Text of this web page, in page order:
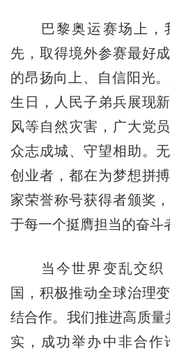
巴黎奥运赛场上，
先，取得境外参赛最好
的昂扬向上、自信阳光
生日，人民子弟兵展现
风等自然灾害，广大党
众志成城、守望相助。
创业者，都在为梦想拼
家荣誉称号获得者颁奖
于每一个挺膺担当的奋斗
当今世界变乱交织
国，积极推动全球治理
结合作。我们推进高质量
实，成功举办中非合作